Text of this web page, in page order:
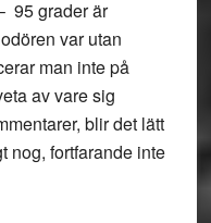
95 grader är
var utan
man inte på
av vare sig
blir det lätt
nog, fortfarande inte